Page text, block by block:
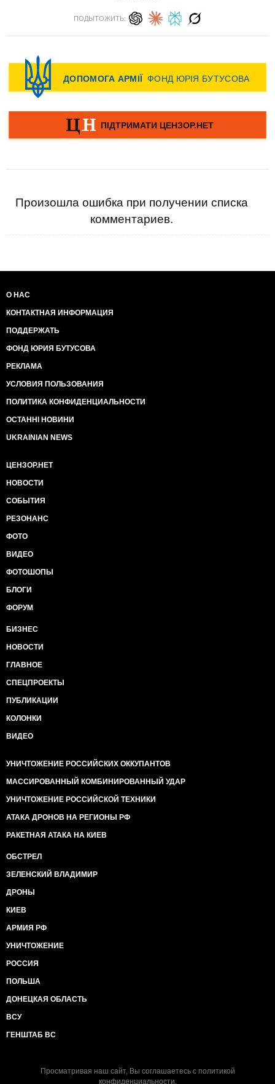
ПОДЫТОЖИТЬ:
Произошла ошибка при получении списка
комментариев.
О НАС
КОНТАКТНАЯ ИНФОРМАЦИЯ
ПОДДЕРЖАТЬ
ФОНД ЮРИЯ БУТУСОВА
РЕКЛАМА
УСЛОВИЯ ПОЛЬЗОВАНИЯ
ПОЛИТИКА КОНФИДЕНЦИАЛЬНОСТИ
ОСТАННІ НОВИНИ
UKRAINIAN NEWS
ЦЕНЗОР.НЕТ
НОВОСТИ
СОБЫТИЯ
РЕЗОНАНС
ФОТО
ВИДЕО
ФОТОШОПЫ
БЛОГИ
ФОРУМ
БИЗНЕС
НОВОСТИ
ГЛАВНОЕ
СПЕЦПРОЕКТЫ
ПУБЛИКАЦИИ
КОЛОНКИ
ВИДЕО
УНИЧТОЖЕНИЕ РОССИЙСКИХ ОККУПАНТОВ
МАССИРОВАННЫЙ КОМБИНИРОВАННЫЙ УДАР
УНИЧТОЖЕНИЕ РОССИЙСКОЙ ТЕХНИКИ
АТАКА ДРОНОВ НА РЕГИОНЫ РФ
РАКЕТНАЯ АТАКА НА КИЕВ
ОБСТРЕЛ
ЗЕЛЕНСКИЙ ВЛАДИМИР
ДРОНЫ
КИЕВ
АРМИЯ РФ
УНИЧТОЖЕНИЕ
РОССИЯ
ПОЛЬША
ДОНЕЦКАЯ ОБЛАСТЬ
ВСУ
ГЕНШТАБ ВС
Просматривая наш сайт, Вы соглашаетесь с политикой
конфиденциальности.